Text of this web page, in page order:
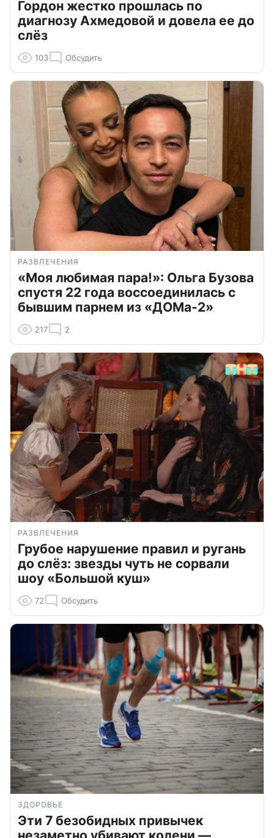
Гордон жестко прошлась по
диагнозу Ахмедовой и довела ее до
слёз
103 Обсудить
РАЗВЛЕЧЕНИЯ
«Моя любимая пара!»: Ольга Бузова
спустя 22 года воссоединилась с
бывшим парнем из «ДОМа-2»
217 2
РАЗВЛЕЧЕНИЯ
Грубое нарушение правил и ругань
до слёз: звезды чуть не сорвали
шоу «Большой куш»
72 Обсудить
ЗДОРОВЬЕ
Эти 7 безобидных привычек